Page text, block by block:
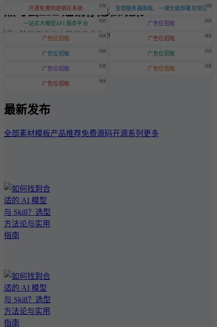
点可云ERP进销存隐私政策
一秒软件官方2024-6-20
开源免费的进销存系统 开源 宝塔服务器面板，一键全能部署及管理招租
一站式大模型API 服务平台 热招 广告位招租 优质
广告位招租 特惠 广告位招租 黄金
广告位招租 招租 广告位招租 热招
广告位招租 优质 广告位招租 特惠
广告位招租 黄金
最新发布
全部素材模板产品推荐免费源码开源系列 更多